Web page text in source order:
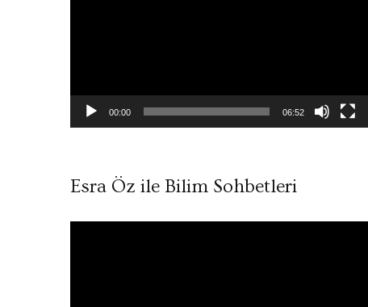
00:00 06:52
Esra Öz ile Bilim Sohbetleri